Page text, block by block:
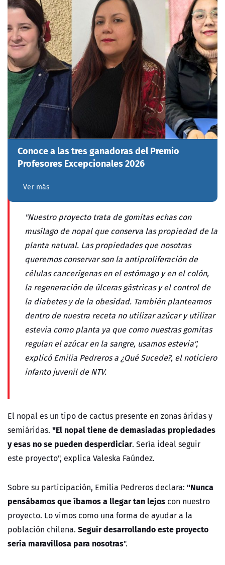
Conoce a las tres ganadoras del Premio
Profesores Excepcionales 2026
Ver más
"Nuestro proyecto trata de gomitas echas con
musílago de nopal que conserva las propiedad de la
planta natural. Las propiedades que nosotras
queremos conservar son la antiproliferación de
células cancerígenas en el estómago y en el colón,
la regeneración de úlceras gástricas y el control de
la diabetes y de la obesidad. También planteamos
dentro de nuestra receta no utilizar azúcar y utilizar
estevia como planta ya que como nuestras gomitas
regulan el azúcar en la sangre, usamos estevia",
explicó Emilia Pedreros a ¿Qué Sucede?, el noticiero
infanto juvenil de NTV.
El nopal es un tipo de cactus presente en zonas áridas y
semiáridas. "El nopal tiene de demasiadas propiedades
y esas no se pueden desperdiciar. Sería ideal seguir
este proyecto", explica Valeska Faúndez.
Sobre su participación, Emilia Pedreros declara: "Nunca
pensábamos que íbamos a llegar tan lejos con nuestro
proyecto. Lo vimos como una forma de ayudar a la
población chilena. Seguir desarrollando este proyecto
sería maravillosa para nosotras".